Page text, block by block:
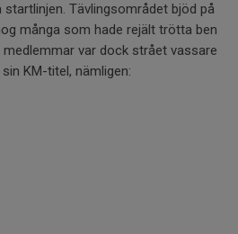
Tävlingsområdet bjöd på
många som hade rejält trötta ben
medlemmar var dock strået vassare
KM-titel, nämligen: